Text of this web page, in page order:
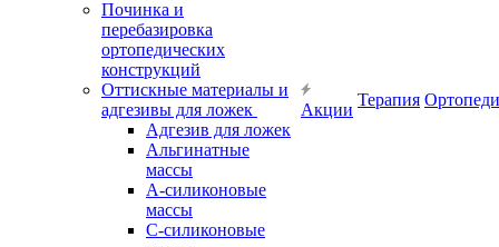
Починка и
перебазировка
ортопедических
конструкций
Оттискные материалы и
адгезивы для ложек
Адгезив для ложек
Альгинатные
массы
А-силиконовые
массы
С-силиконовые
Акции
Терапия